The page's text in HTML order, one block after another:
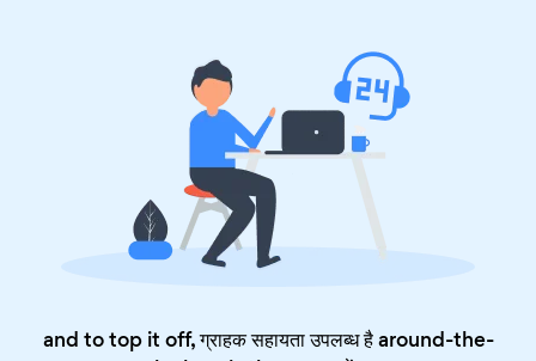
and to top it off, ग्राहक सहायता उपलब्ध है around-the-